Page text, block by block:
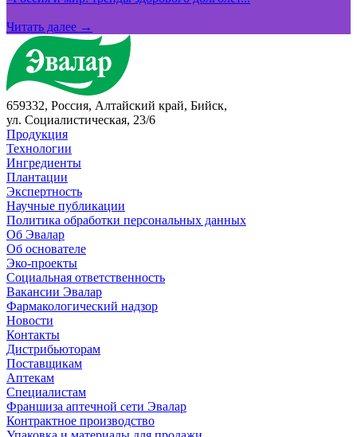
Читать далее →
659332, Россия, Алтайский край, Бийск,
ул. Социалистическая, 23/6
Продукция
Технологии
Ингредиенты
Плантации
Экспертность
Научные публикации
Политика обработки персональных данных
Об Эвалар
Об основателе
Эко-проекты
Социальная ответственность
Вакансии Эвалар
Фармакологический надзор
Новости
Контакты
Дистрибьюторам
Поставщикам
Аптекам
Специалистам
Франшиза аптечной сети Эвалар
Контрактное производство